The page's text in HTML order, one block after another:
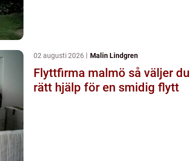
02 augusti 2026 Malin Lindgren
Flyttfirma malmö så väljer du
rätt hjälp för en smidig flytt